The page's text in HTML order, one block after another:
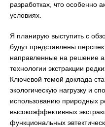
разработках, что особенно
условиях.
Я планирую выступить с
будут представлены
направленные на решение
технологии экстракции
Ключевой темой доклада
экологическую нагрузку и
использованию природных
высокоэффективных
функциональных